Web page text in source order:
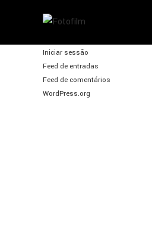
Iniciar sessão
Feed de entradas
Feed de comentários
WordPress.org